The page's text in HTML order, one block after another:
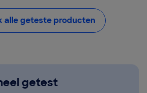
alle geteste producten
getest